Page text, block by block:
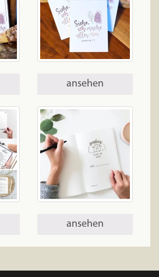
ansehen
ansehen